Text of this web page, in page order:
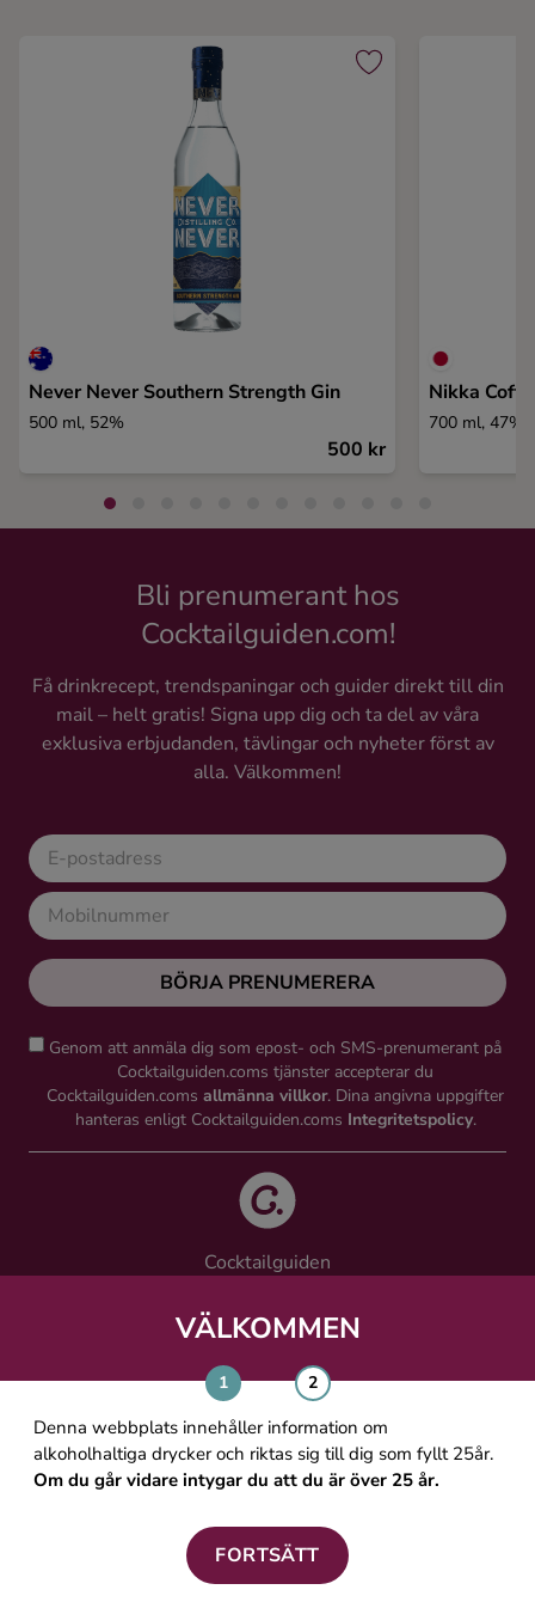
VÄLKOMMEN
Denna webbplats innehåller information om
alkoholhaltiga drycker och riktas sig till dig som fyllt 25år.
Om du går vidare intygar du att du är över 25 år.
FORTSÄTT
Never Never Southern Strength Gin
500 ml, 52%
500 kr
Nikka
700 ml, 47%
Bli prenumerant hos
Cocktailguiden.com!
Få drinkrecept, trendspaningar och guider direkt till din
mail – helt gratis! Signa upp dig och ta del av våra
exklusiva erbjudanden, tävlingar och nyheter först av
alla. Välkommen!
BÖRJA PRENUMERERA
Genom att anmäla dig som epost- och SMS-prenumerant på
Cocktailguiden.coms tjänster accepterar du
Cocktailguiden.coms allmänna villkor. Dina angivna uppgifter
hanteras enligt Cocktailguiden.coms Integritetspolicy.
Cocktailguiden
Västra Järnvägsgatan 21, 111 64 Stockholm
ALLMÄNNA VILLKOR
PERSONUPPGIFTSPOLICY